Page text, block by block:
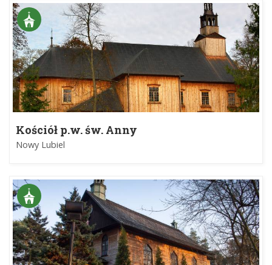
Kościół p.w. św. Anny
Nowy Lubiel